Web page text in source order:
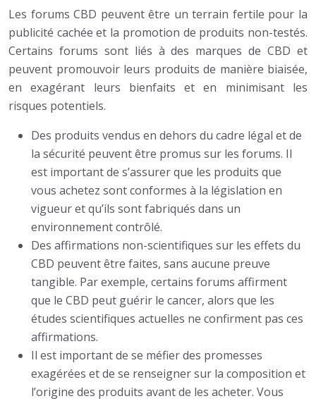
Les forums CBD peuvent être un terrain fertile pour la
publicité cachée et la promotion de produits non-testés.
Certains forums sont liés à des marques de CBD et
peuvent promouvoir leurs produits de manière biaisée,
en exagérant leurs bienfaits et en minimisant les
risques potentiels.
Des produits vendus en dehors du cadre légal et de
la sécurité peuvent être promus sur les forums. Il
est important de s’assurer que les produits que
vous achetez sont conformes à la législation en
vigueur et qu’ils sont fabriqués dans un
environnement contrôlé.
Des affirmations non-scientifiques sur les effets du
CBD peuvent être faites, sans aucune preuve
tangible. Par exemple, certains forums affirment
que le CBD peut guérir le cancer, alors que les
études scientifiques actuelles ne confirment pas ces
affirmations.
Il est important de se méfier des promesses
exagérées et de se renseigner sur la composition et
l’origine des produits avant de les acheter. Vous